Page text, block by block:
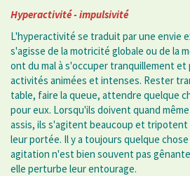
Hyperactivité - impulsivité
L'hyperactivité se traduit par une envie
s'agisse de la motricité globale ou de la
ont du mal à s'occuper tranquillement
activités animées et intenses. Rester
table, faire la queue, attendre quelque
pour eux. Lorsqu'ils doivent quand
assis, ils s'agitent beaucoup et
leur portée. Il y a toujours quelque
agitation n'est bien souvent pas
elle perturbe leur entourage.